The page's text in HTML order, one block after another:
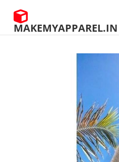
MAKEMYAPPAREL.IN